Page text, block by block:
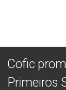
Cofic
Primeiros